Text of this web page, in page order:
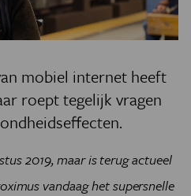
mobiel internet heeft
roept tegelijk vragen
2019, maar is terug actueel
vandaag het supersnelle